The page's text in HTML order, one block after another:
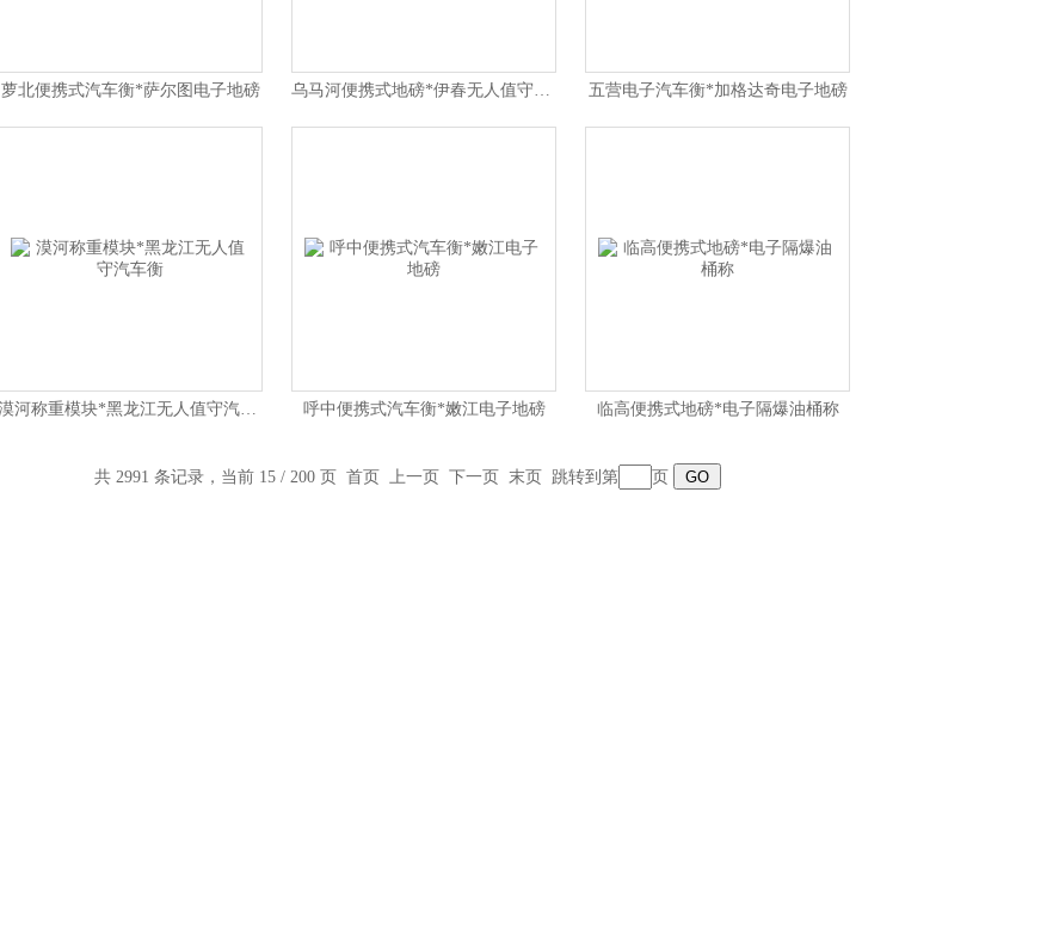
萝北便携式汽车衡*萨尔图电子地磅 乌马河便携式地磅*伊春无人值守汽车衡 五营电子汽车衡*加格达奇电子地磅
漠河称重模块*黑龙江无人值守汽车衡 呼中便携式汽车衡*嫩江电子地磅 临高便携式地磅*电子隔爆油桶称
共 2991 条记录，当前 15 / 200 页 首页 上一页 下一页 末页 跳转到第 页